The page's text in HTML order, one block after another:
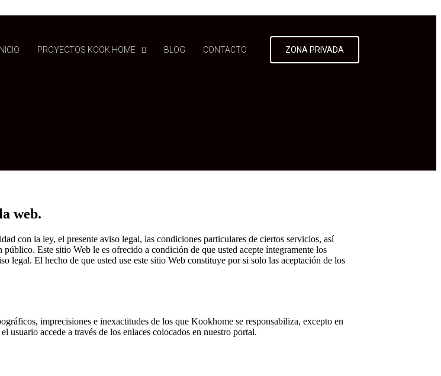
INICIO PROYECTOS KOOK HOME BLOG CONTACTO ZONA PRIVADA
web.
con la ley, el presente aviso legal, las condiciones particulares de ciertos servicios, así
público. Este sitio Web le es ofrecido a condición de que usted acepte íntegramente los
legal. El hecho de que usted use este sitio Web constituye por si solo las aceptación de los
imprecisiones e inexactitudes de los que Kookhome se responsabiliza, excepto en
usuario accede a través de los enlaces colocados en nuestro portal.